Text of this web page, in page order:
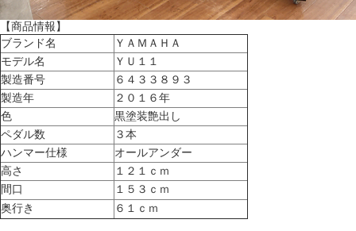
【商品情報】
ブランド名
ＹＡＭＡＨＡ
モデル名
ＹＵ１１
製造番号
６４３３８９３
製造年
２０１６年
色
黒塗装艶出し
ペダル数
３本
ハンマー仕様
オールアンダー
高さ
１２１ｃｍ
間口
１５３ｃｍ
奥行き
６１ｃｍ